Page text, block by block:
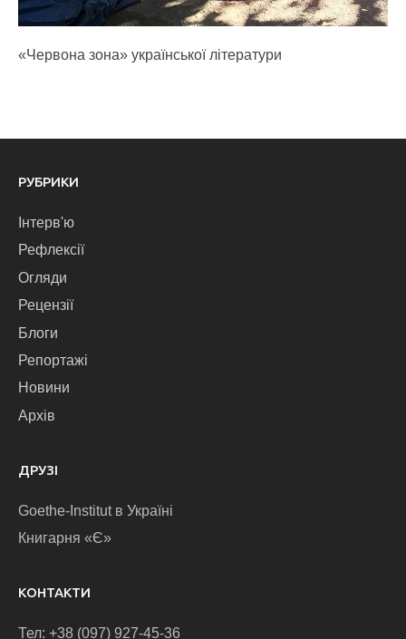
«Червона зона» української літератури
РУБРИКИ
Інтерв'ю
Рефлексії
Огляди
Рецензії
Блоги
Репортажі
Новини
Архів
ДРУЗІ
Goethe-Institut в Україні
Книгарня «Є»
КОНТАКТИ
Тел: +38 (097) 927-45-36